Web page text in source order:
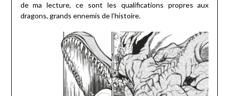
de ma lecture, ce sont les qualifications propres aux
dragons, grands ennemis de l’histoire.